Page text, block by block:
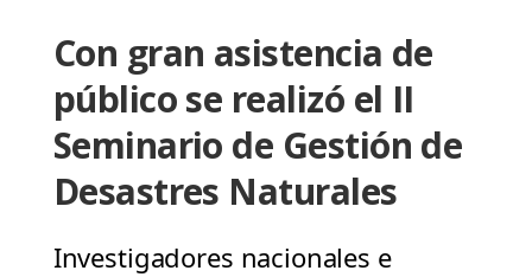
Con gran asistencia de
público se realizó el II
Seminario de Gestión de
Desastres Naturales
Investigadores nacionales e